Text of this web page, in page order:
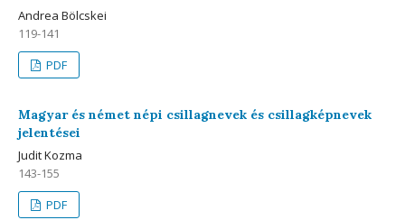
Andrea Bölcskei
119-141
PDF
Magyar és német népi csillagnevek és csillagképnevek
jelentései
Judit Kozma
143-155
PDF